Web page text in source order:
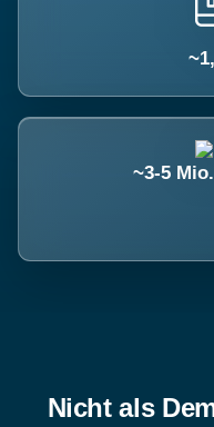
~3-5 Mio.
Nicht als